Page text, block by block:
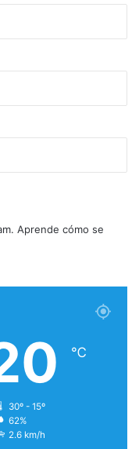
Aprende cómo se
℃
30º - 15º
62%
2.6 km/h